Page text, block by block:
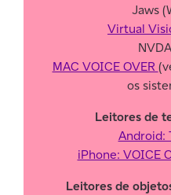
Jaws
Virtual
MAC VOICE OVER
os
Leitores de
Android:
iPhone: VOICE
Leitores de